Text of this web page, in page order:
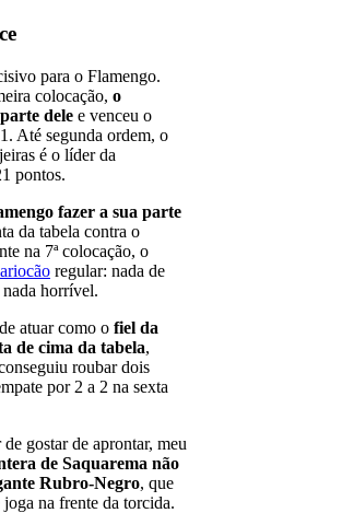
para o Flamengo.
colocação, o
dele e venceu o
Até segunda ordem, o
é o líder da
pontos.
fazer a sua parte
da tabela contra o
na 7ª colocação, o
regular: nada de
nada horrível.
atuar como o fiel da
de cima da tabela,
roubar dois
por 2 a 2 na sexta
gostar de aprontar, meu
de Saquarema não
Rubro-Negro, que
na frente da torcida.